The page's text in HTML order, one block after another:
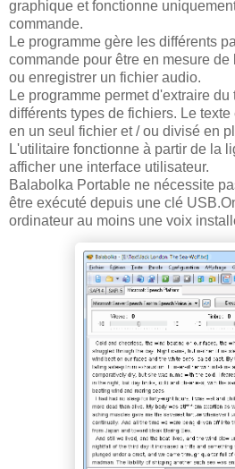
graphique et fonctionne
commande.
Le programme gère les différents
commande pour être en mesure
ou enregistrer un fichier audio.
Le programme permet d'extraire du
différents types de fichiers. Le
en un seul fichier et / ou divisé en
L'utilitaire fonctionne à partir de la
afficher une interface utilisateur.
Balabolka Portable ne nécessite
être exécuté depuis une clé
ordinateur au moins une voix